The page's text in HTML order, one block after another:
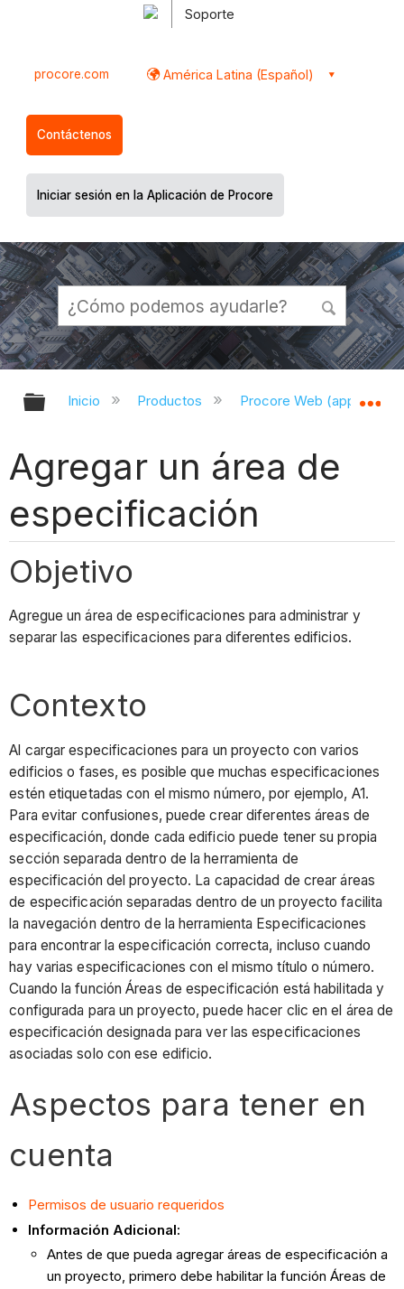
Soporte
procore.com América Latina (Español)
Contáctenos
Iniciar sesión en la Aplicación de Procore
Expandir/contraer jerarquía global
Inicio Productos Procore Web
Agregar un área de
especificación
Objetivo
Agregue un área de especificaciones para administrar y
separar las especificaciones para diferentes edificios.
Contexto
Al cargar especificaciones para un proyecto con varios
edificios o fases, es posible que muchas especificaciones
estén etiquetadas con el mismo número, por ejemplo, A1.
Para evitar confusiones, puede crear diferentes áreas de
especificación, donde cada edificio puede tener su propia
sección separada dentro de la herramienta de
especificación del proyecto. La capacidad de crear áreas
de especificación separadas dentro de un proyecto facilita
la navegación dentro de la herramienta Especificaciones
para encontrar la especificación correcta, incluso cuando
hay varias especificaciones con el mismo título o número.
Cuando la función Áreas de especificación está habilitada y
configurada para un proyecto, puede hacer clic en el área de
especificación designada para ver las especificaciones
asociadas solo con ese edificio.
Aspectos para tener en
cuenta
Permisos de usuario requeridos
Información Adicional:
Antes de que pueda agregar áreas de especificación a
un proyecto, primero debe habilitar la función Áreas de